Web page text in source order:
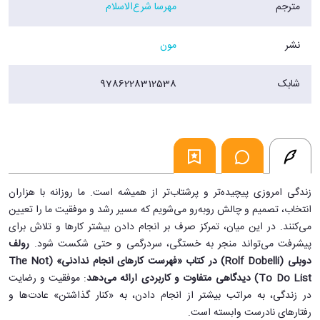
مترجم مهرسا شرع‌الاسلام
نشر مون
شابک 9786228312538
زندگی امروزی پیچیده‌تر و پرشتاب‌تر از همیشه است. ما روزانه با هزاران
انتخاب، تصمیم و چالش روبه‌رو می‌شویم که مسیر رشد و موفقیت ما را تعیین
می‌کنند. در این میان، تمرکز صرف بر انجام دادن بیشتر کارها و تلاش برای
پیشرفت می‌تواند منجر به خستگی، سردرگمی و حتی شکست شود. رولف
دوبلی (Rolf Dobelli) در کتاب «فهرست کارهای انجام ندادنی» (The Not
To Do List) دیدگاهی متفاوت و کاربردی ارائه می‌دهد
: موفقیت و رضایت
در زندگی، به مراتب بیشتر از انجام دادن، به «کنار گذاشتن» عادت‌ها و
رفتارهای نادرست وابسته است.